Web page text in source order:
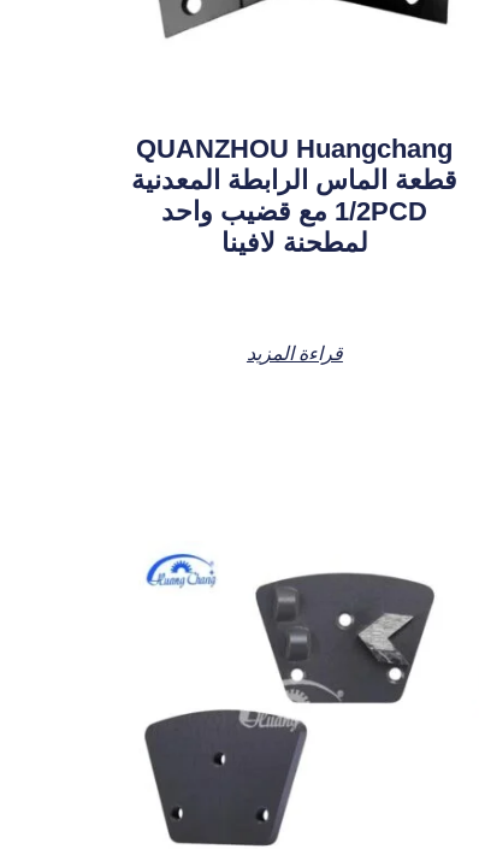
QUANZHOU Huangchang
قطعة الماس الرابطة المعدنية
1/2PCD مع قضيب واحد
لمطحنة لافينا
قراءة المزيد